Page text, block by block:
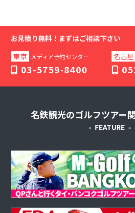
ゴルフツアー2組（6名）様以上お
★10月は「神戸：セレクト神戸コース
2025.9.1 ゴルフツアー
月は「神奈川：箱根温泉と名門コー
はこちら
2025.7.1 ゴルフツアー
ゴルフツアー2組（6名）様以上お申
月は「北海道：ニドム」でプレー！
お見積り無料！ まずはご相談下さい
東京
メディア予約センター
03-5759-8400
名古屋
名鉄観光のゴルフツアー
FEATURE